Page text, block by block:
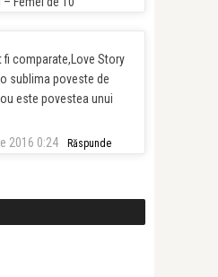
fi comparate,Love Story
sublima poveste de
este povestea unui
2016 0:24 Răspunde